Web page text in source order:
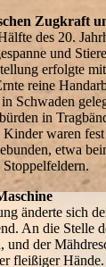
Zugkraft
des 20.
und
erfolgte
reine
Schwaden
in
waren
etwa
Stoppelfeldern.
änderte sich
An die Stelle
und der
fleißiger